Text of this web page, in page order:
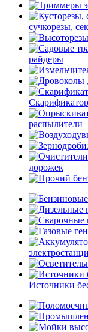
сучкорезы,
райдеры
распылители
дорожек
Источники